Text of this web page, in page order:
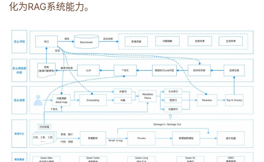
化为RAG系统能力。